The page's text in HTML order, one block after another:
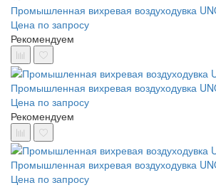
Промышленная вихревая воздуходувка
Цена по запросу
Рекомендуем
Промышленная вихревая воздуходувка
Цена по запросу
Рекомендуем
Промышленная вихревая воздуходувка
Цена по запросу